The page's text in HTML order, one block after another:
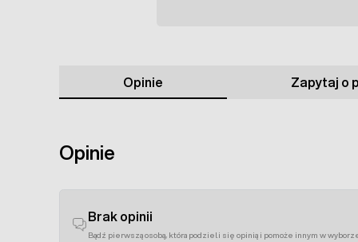
Opinie Zapytaj o
Opinie
Brak opinii
Bądź pierwszą osobą, która podzieli się opinią i pomoże innym w